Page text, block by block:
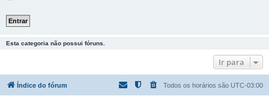
Esta categoria não possui fóruns.
Ir para
Índice do fórum Todos os horários são UTC-03:00